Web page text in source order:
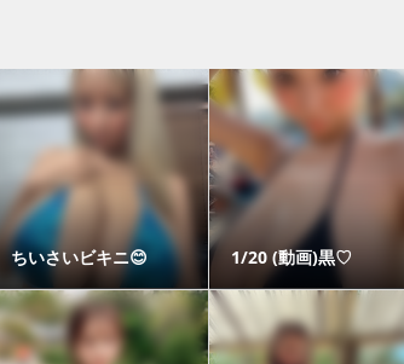
ちいさいビキニ😊 1/20 (動画)黒♡